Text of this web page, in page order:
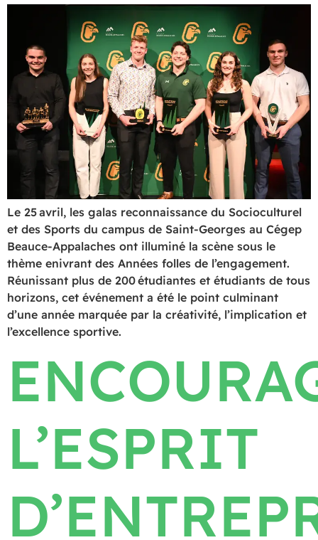
Le 25 avril, les galas reconnaissance du Socioculturel
et des Sports du campus de Saint-Georges au Cégep
Beauce-Appalaches ont illuminé la scène sous le
thème enivrant des Années folles de l’engagement.
Réunissant plus de 200 étudiantes et étudiants de tous
horizons, cet événement a été le point culminant
d’une année marquée par la créativité, l’implication et
l’excellence sportive.
L’ESPRIT